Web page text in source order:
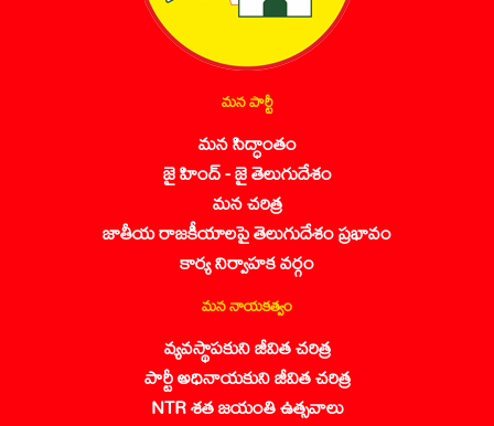
మన పార్టీ
మన సిద్ధాంతం
జై హింద్ - జై తెలుగుదేశం
మన చరిత్ర
జాతీయ రాజకీయాలపై తెలుగుదేశం ప్రభావం
కార్య నిర్వాహక వర్గం
మన నాయకత్వం
వ్యవస్థాపకుని జీవిత చరిత్ర
పార్టీ అధినాయకుని జీవిత చరిత్ర
NTR శత జయంతి ఉత్సవాలు